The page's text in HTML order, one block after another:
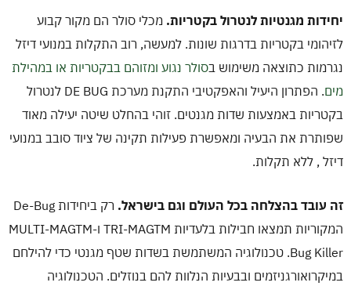
יחידות מגנטיות לנטרול בקטריות. מכלי סולר הם מקור קבוע
לזיהומי בקטריות בדרגות שונות. למעשה, רוב התקלות במנועי דיזל
נגרמות כתוצאה משימוש בסולר נגוע ומזוהם בבקטריות או במהילת
מים
. הפתרון היעיל והאפקטיבי התקנת מערכת DE BUG לנטרול
בקטריות באמצעות שדות מגנטים. זוהי בהחלט שיטה יעילה מאוד
שפותרת את הבעיה ומאפשרת פעילות תקינה של ציוד סובב במנועי
דיזל , ללא תקלות.
זה עובד בהצלחה בכל העולם וגם בישראל.
רק ביחידות De-Bug
המקוריות תמצאו חבילות בלעדיות TRI-MAGTM ו-MULTI-MAGTM
Bug Killer. טכנולוגיה המשתמשת בשדות שטף מגנטי כדי להילחם
במיקרואורגניזמים ובבעיות הנלוות להם בנוזלים. הטכנולוגיה